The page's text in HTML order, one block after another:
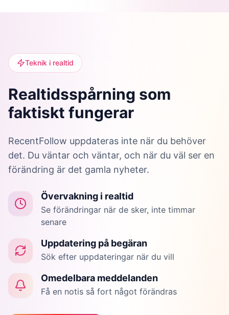
Teknik i realtid
Realtidsspårning som
faktiskt fungerar
RecentFollow uppdateras inte när du behöver
det. Du väntar och väntar, och när du väl ser en
förändring är det gamla nyheter.
Övervakning i realtid
Se förändringar när de sker, inte timmar
senare
Uppdatering på begäran
Sök efter uppdateringar när du vill
Omedelbara meddelanden
Få en notis så fort något förändras